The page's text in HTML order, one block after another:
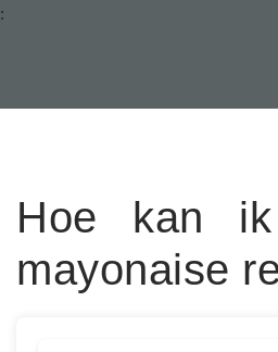
:
Hoe kan
mayonaise